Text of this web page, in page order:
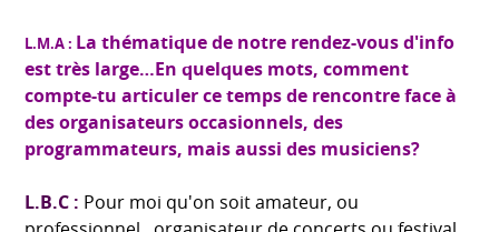
L.M.A : La thématique de notre rendez-vous d'info
est très large…En quelques mots, comment
compte-tu articuler ce temps de rencontre face à
des organisateurs occasionnels, des
programmateurs, mais aussi des musiciens?
L.B.C : Pour moi qu'on soit amateur, ou